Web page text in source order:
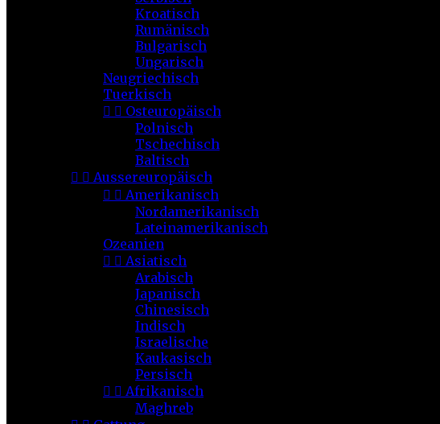
Kroatisch
Rumänisch
Bulgarisch
Ungarisch
Neugriechisch
Tuerkisch
  Osteuropäisch
Polnisch
Tschechisch
Baltisch
  Aussereuropäisch
  Amerikanisch
Nordamerikanisch
Lateinamerikanisch
Ozeanien
  Asiatisch
Arabisch
Japanisch
Chinesisch
Indisch
Israelische
Kaukasisch
Persisch
  Afrikanisch
Maghreb